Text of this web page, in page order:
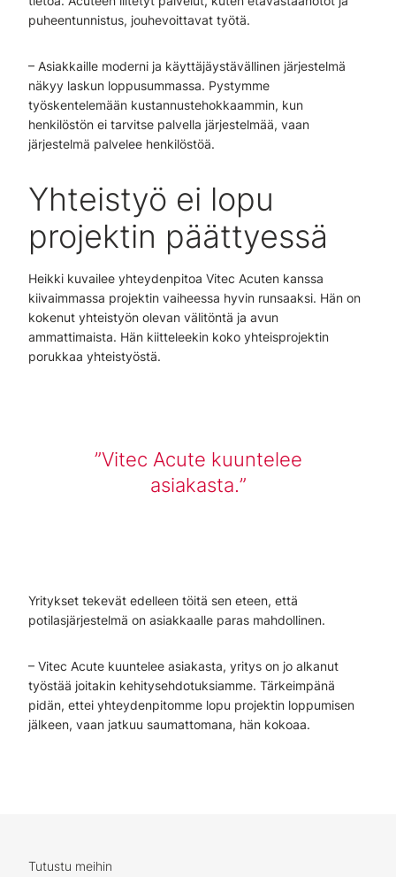
puheentunnistus, jouhevoittavat työtä.
– Asiakkaille moderni ja käyttäjäystävällinen järjestelmä
näkyy laskun loppusummassa. Pystymme
työskentelemään kustannustehokkaammin, kun
henkilöstön ei tarvitse palvella järjestelmää, vaan
järjestelmä palvelee henkilöstöä.
Yhteistyö ei lopu
projektin päättyessä
Heikki kuvailee yhteydenpitoa Vitec Acuten kanssa
kiivaimmassa projektin vaiheessa hyvin runsaaksi. Hän on
kokenut yhteistyön olevan välitöntä ja avun
ammattimaista. Hän kiitteleekin koko yhteisprojektin
porukkaa yhteistyöstä.
Vitec Acute kuuntelee
asiakasta.
Yritykset tekevät edelleen töitä sen eteen, että
potilasjärjestelmä on asiakkaalle paras mahdollinen.
– Vitec Acute kuuntelee asiakasta, yritys on jo alkanut
työstää joitakin kehitysehdotuksiamme. Tärkeimpänä
pidän, ettei yhteydenpitomme lopu projektin loppumisen
jälkeen, vaan jatkuu saumattomana, hän kokoaa.
Tutustu meihin